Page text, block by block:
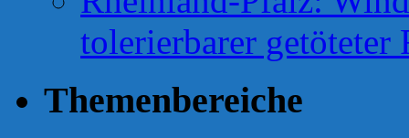
tolerierbarer getöteter
Themenbereiche